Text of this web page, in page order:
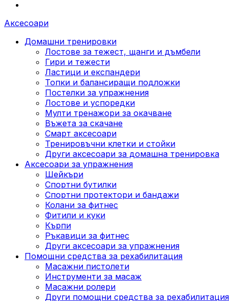
Аксесоари
Домашни тренировки
Лостове за тежест, щанги и дъмбели
Гири и тежести
Ластици и експандери
Топки и балансиращи подложки
Постелки за упражнения
Лостове и успоредки
Мулти тренажори за окачване
Въжета за скачане
Смарт аксесоари
Тренировъчни клетки и стойки
Други аксесоари за домашна тренировка
Аксесоари за упражнения
Шейкъри
Спортни бутилки
Спортни протектори и бандажи
Колани за фитнес
Фитили и куки
Кърпи
Ръкавици за фитнес
Други аксесоари за упражнения
Помощни средства за рехабилитация
Масажни пистолети
Инструменти за масаж
Масажни ролери
Други помощни средства за рехабилитация